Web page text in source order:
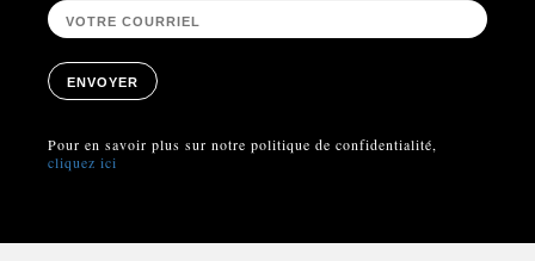
ENVOYER
Pour en savoir plus sur notre politique de confidentialité,
cliquez ici